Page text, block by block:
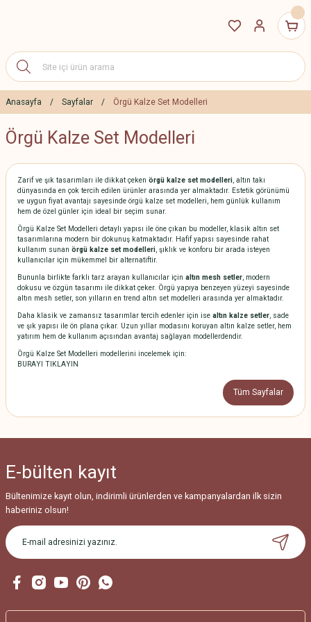
Anasayfa Sayfalar Örgü Kalze Set Modelleri
Örgü Kalze Set Modelleri
Zarif ve şık tasarımları ile dikkat çeken örgü kalze set modelleri , altın takı
dünyasında en çok tercih edilen ürünler arasında yer almaktadır. Estetik görünümü
ve uygun fiyat avantajı sayesinde örgü kalze set modelleri, hem günlük kullanım
hem de özel günler için ideal bir seçim sunar.
Örgü Kalze Set Modelleri detaylı yapısı ile öne çıkan bu modeller, klasik altın set
tasarımlarına modern bir dokunuş katmaktadır. Hafif yapısı sayesinde rahat
kullanım sunan örgü kalze set modelleri , şıklık ve konforu bir arada isteyen
kullanıcılar için mükemmel bir alternatiftir.
Bununla birlikte farklı tarz arayan kullanıcılar için altın mesh setler , modern
dokusu ve özgün tasarımı ile dikkat çeker. Örgü yapıya benzeyen yüzeyi sayesinde
altın mesh setler, son yılların en trend altın set modelleri arasında yer almaktadır.
Daha klasik ve zamansız tasarımlar tercih edenler için ise altın kalze setler , sade
ve şık yapısı ile ön plana çıkar. Uzun yıllar modasını koruyan altın kalze setler, hem
yatırım hem de kullanım açısından avantaj sağlayan modellerdendir.
Örgü Kalze Set Modelleri modellerini incelemek için:
BURAYI TIKLAYIN
Tüm Sayfalar
E-bülten kayıt
Bültenimize kayıt olun, indirimli ürünlerden ve kampanyalardan ilk sizin
haberiniz olsun!